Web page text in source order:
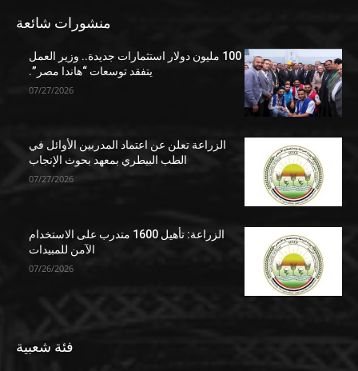
منشورات شائعة
100 مليون دولار استثمارات جديدة.. وزير العمل
يتفقد توسعات “هاندا مصر”.
07/27/2026
الزراعة تعلن عن اعتماد المدربين الأوائل في
الطب البيطري بمعهد بحوث الإنجاب
07/27/2026
الزراعة: تأهيل 1600 متدرب على الاستخدام
الآمن للمبيدات
07/26/2026
فئة شعبية